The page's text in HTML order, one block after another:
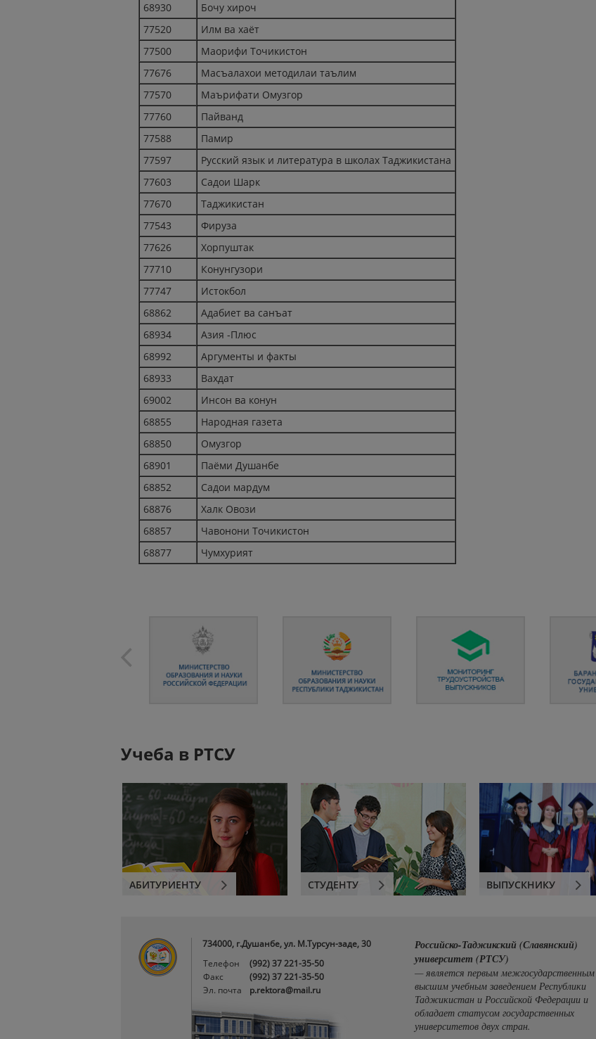
68930
Бочу хироч
77520
Илм ва хаёт
77500
Маорифи Точикистон
77676
Масъалахои методилаи таълим
77570
Маърифати Омузгор
77760
Пайванд
77588
Памир
77597
Русский язык и литература в школах Таджикистана
77603
Садои Шарк
77670
Таджикистан
77543
Фируза
77626
Хорпуштак
77710
Конунгузори
77747
Истокбол
68862
Адабиет ва санъат
68934
Азия -Плюс
68992
Аргументы и факты
68933
Вахдат
69002
Инсон ва конун
68855
Народная газета
68850
Омузгор
68901
Паёми Душанбе
68852
Садои мардум
68876
Халк Овози
68857
Чавонони Точикистон
68877
Чумхурият
Учеба в РТСУ
АБИТУРИЕНТУ СТУДЕНТУ ВЫПУСКНИКУ
734000, г.Душанбе, ул. М.Турсун-заде, 30
Телефон
(992) 37 221-35-50
Факс
(992) 37 221-35-50
Эл. почта
p.rektora@mail.ru
Российско-Таджикский (Славянский)
университет (РТСУ)
— является первым межгосударственным
высшим учебным заведением Республики
Таджикистан и Российской Федерации и
обладает статусом государственных
университетов двух стран.